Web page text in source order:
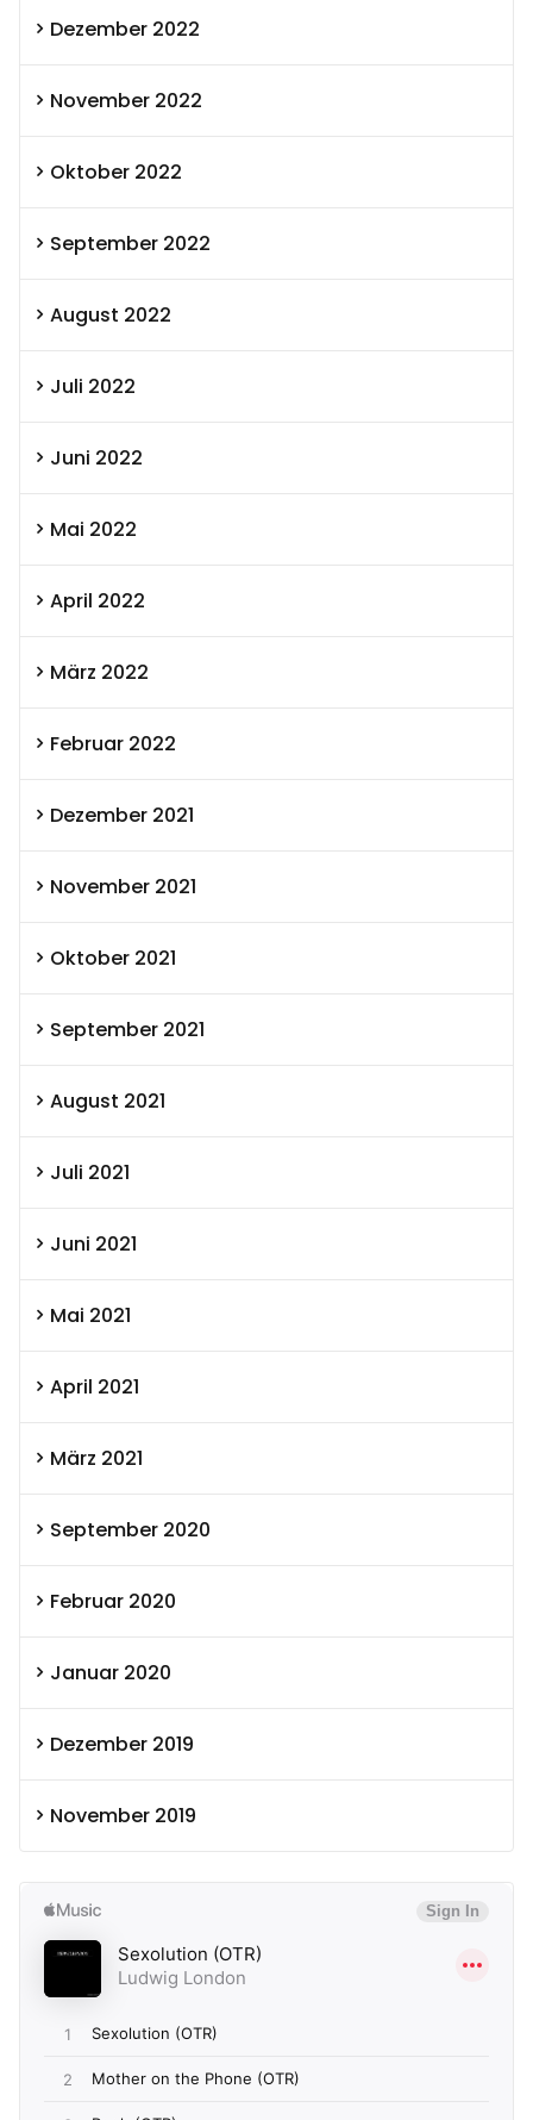
Dezember 2022
November 2022
Oktober 2022
September 2022
August 2022
Juli 2022
Juni 2022
Mai 2022
April 2022
März 2022
Februar 2022
Dezember 2021
November 2021
Oktober 2021
September 2021
August 2021
Juli 2021
Juni 2021
Mai 2021
April 2021
März 2021
September 2020
Februar 2020
Januar 2020
Dezember 2019
November 2019